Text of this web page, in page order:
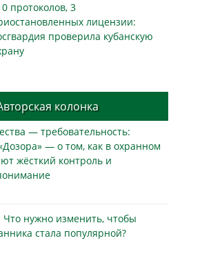
протоколов, 3
лицензии:
проверила кубанскую
колонка
— требовательность:
— о том, как в охранном
жёсткий контроль и
нужно изменить, чтобы
стала популярной?